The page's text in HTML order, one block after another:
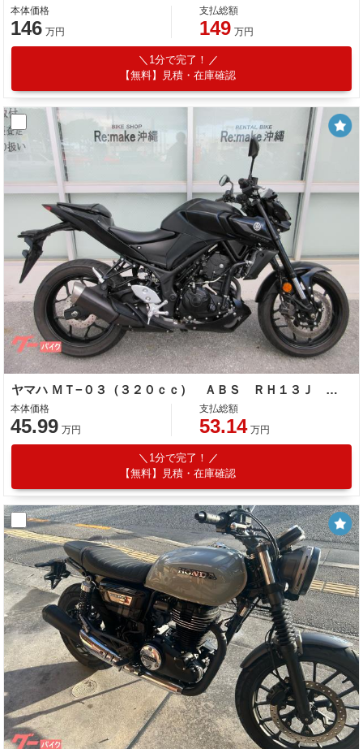
本体価格
146 万円
支払総額
149 万円
1分で完了！
【無料】見積・在庫確認
ヤマハ ＭＴ−０３（３２０ｃｃ） ＡＢＳ ＲＨ１３Ｊ グリップヒーター タイプＣ充電器
本体価格
45.99 万円
支払総額
53.14 万円
1分で完了！
【無料】見積・在庫確認